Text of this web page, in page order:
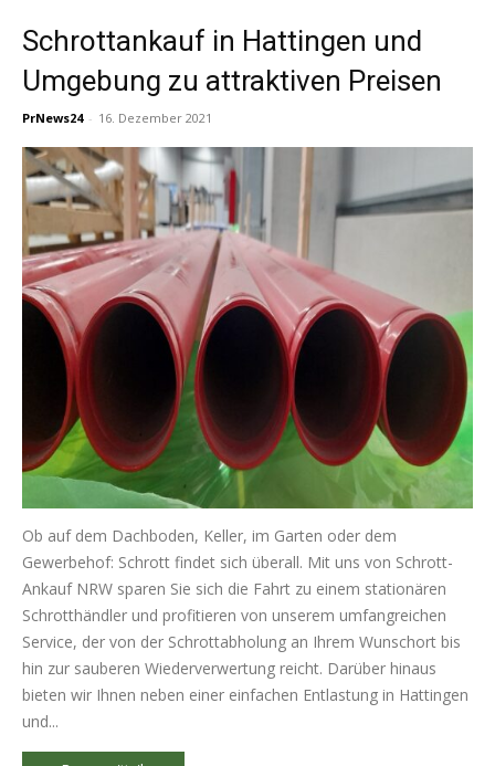
Schrottankauf in Hattingen und
Umgebung zu attraktiven Preisen
PrNews24 - 16. Dezember 2021
Ob auf dem Dachboden, Keller, im Garten oder dem
Gewerbehof: Schrott findet sich überall. Mit uns von Schrott-
Ankauf NRW sparen Sie sich die Fahrt zu einem stationären
Schrotthändler und profitieren von unserem umfangreichen
Service, der von der Schrottabholung an Ihrem Wunschort bis
hin zur sauberen Wiederverwertung reicht. Darüber hinaus
bieten wir Ihnen neben einer einfachen Entlastung in Hattingen
und...